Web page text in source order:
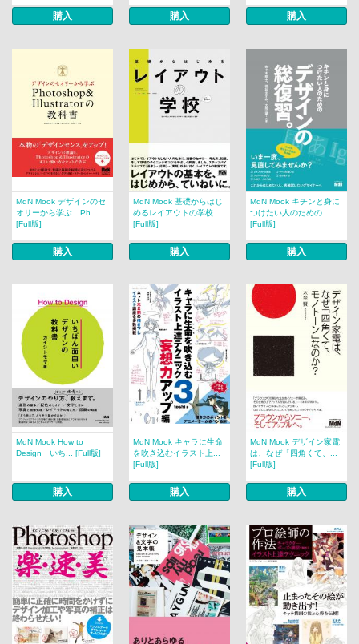
購入 購入 購入
MdN Mook デザインのセ
オリーから学ぶ Ph...
[Full版]
購入
MdN Mook 基礎からはじ
めるレイアウトの学校
[Full版]
購入
MdN Mook キチンと身に
つけたい人のための ...
[Full版]
購入
MdN Mook How to
Design いち... [Full版]
購入
MdN Mook キャラに生命
を吹き込むイラスト上...
[Full版]
購入
MdN Mook デザイン家電
は、なぜ「四角くて、...
[Full版]
購入